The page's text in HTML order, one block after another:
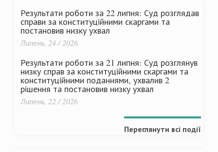
Результати роботи за 22 липня: Суд розглядав
справи за конституційними скаргами та
постановив низку ухвал
Липень, 24 / 2026
Результати роботи за 21 липня: Суд розглянув
низку справ за конституційними скаргами та
конституційними поданнями, ухвалив 2
рішення та постановив низку ухвал
Липень, 22 / 2026
Переглянути всі події